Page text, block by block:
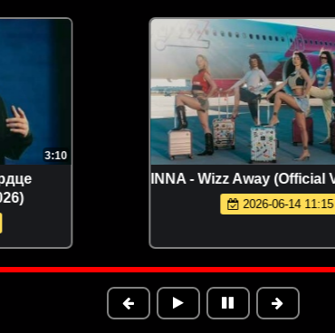
2:14
INNA - Wizz Away (Official Video 2026)
2026-06-14 11:15